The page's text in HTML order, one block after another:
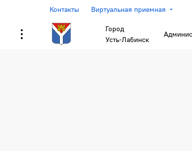
Контакты Виртуальная приемная
Город
Усть-Лабинск